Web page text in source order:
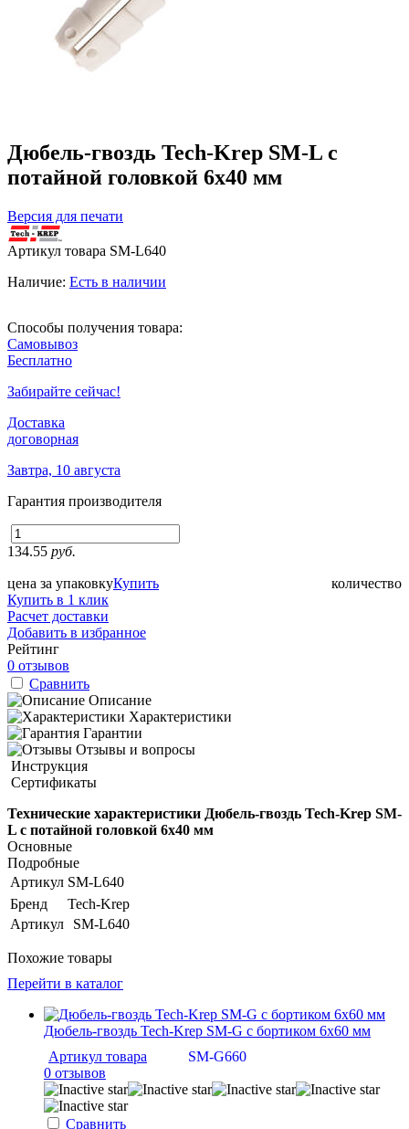
Дюбель-гвоздь Tech-Krep SM-L с
потайной головкой 6х40 мм
Версия для печати
Артикул товара SM-L640
Наличие: Есть в наличии
Способы получения товара:
Самовывоз
Бесплатно
Забирайте сейчас!
Доставка
договорная
Завтра, 10 августа
Гарантия производителя
134.55 руб.
цена за упаковку количество
Купить
Купить в 1 клик
Расчет доставки
Добавить в избранное
Рейтинг
0 отзывов
Сравнить
Описание
Характеристики
Гарантии
Отзывы и вопросы
Инструкция
Сертификаты
Технические характеристики Дюбель-гвоздь Tech-Krep SM-
L с потайной головкой 6х40 мм
Основные
Подробные
Артикул SM-L640
Бренд
Tech-Krep
Артикул
SM-L640
Похожие товары
Перейти в каталог
Дюбель-гвоздь Tech-Krep SM-G с бортиком 6х60 мм
Артикул товара
SM-G660
0 отзывов
Сравнить